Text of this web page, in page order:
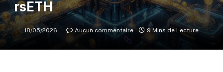
rsETH
18/05/2026 Aucun commentaire 9 Mins de Lecture